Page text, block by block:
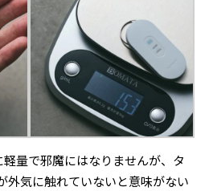
量で邪魔にはなりませんが、タ
外気に触れていないと意味がない